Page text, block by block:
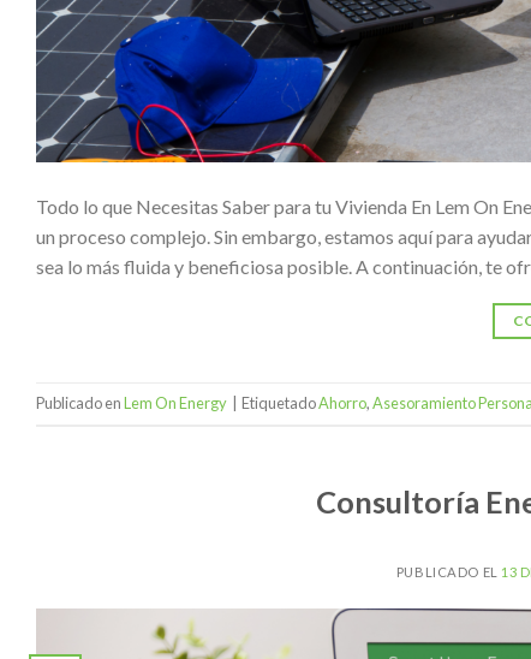
Todo lo que Necesitas Saber para tu Vivienda En Lem On
un proceso complejo. Sin embargo, estamos aquí para
sea lo más fluida y beneficiosa posible. A continuación, te
Publicado enLem On Energy EtiquetadoAhorro,Asesoramiento
Consultoría
PUBLICADO EL 13